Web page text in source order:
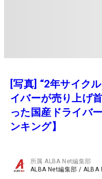
[写真] “2年サイク
イバーが売り上げ
った国産ドライバ
ンキング】
所属ALBA Net編集部
ALBA Net編集部 / ALBA